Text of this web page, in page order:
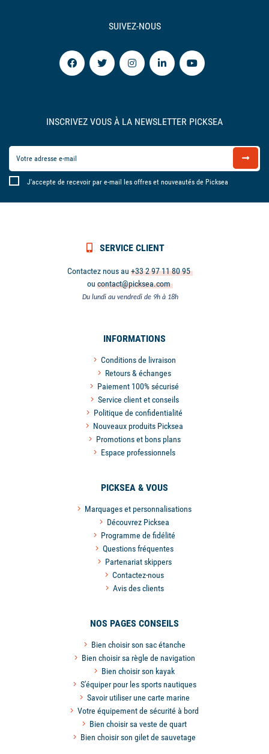
SUIVEZ-NOUS
INSCRIVEZ VOUS À LA NEWSLETTER PICKSEA
J'accepte de recevoir par e-mail les offres et nouveautés de Picksea
SERVICE CLIENT
Contactez nous au +33 2 97 11 80 95
ou contact@picksea.com
Du lundi au vendredi de 9h à 18h
INFORMATIONS
Conditions de livraison
Retours & échanges
Paiement 100% sécurisé
Service client et conseils
Politique de confidentialité
Nouveaux produits Picksea
Promotions et bons plans
Espace professionnels
PICKSEA & VOUS
Marquages et personnalisations
Découvrez Picksea
Programme de fidélité
Questions fréquentes
Partenariat skippers
Contactez-nous
Avis des clients
NOS PAGES CONSEILS
Bien choisir son sac étanche
Bien choisir sa règle de navigation
Bien choisir son kayak
S'équiper pour les sports nautiques
Savoir utiliser une carte marine
Votre équipement de sécurité à bord
Bien choisir sa veste de quart
Bien choisir son gilet de sauvetage